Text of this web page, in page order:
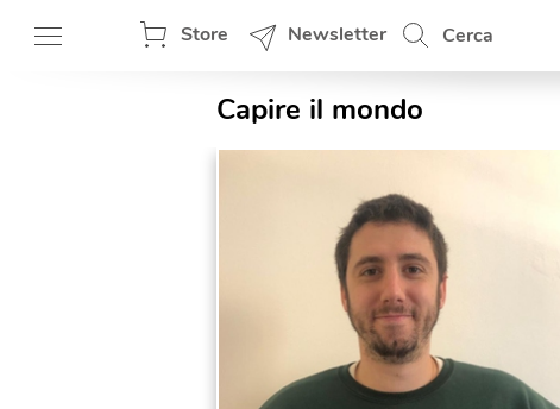
Store Newsletter Cerca
Capire il mondo